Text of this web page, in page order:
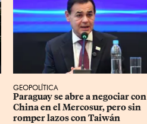
GEOPOLÍTICA
Paraguay se abre a negociar con
China en el Mercosur, pero sin
romper lazos con Taiwán